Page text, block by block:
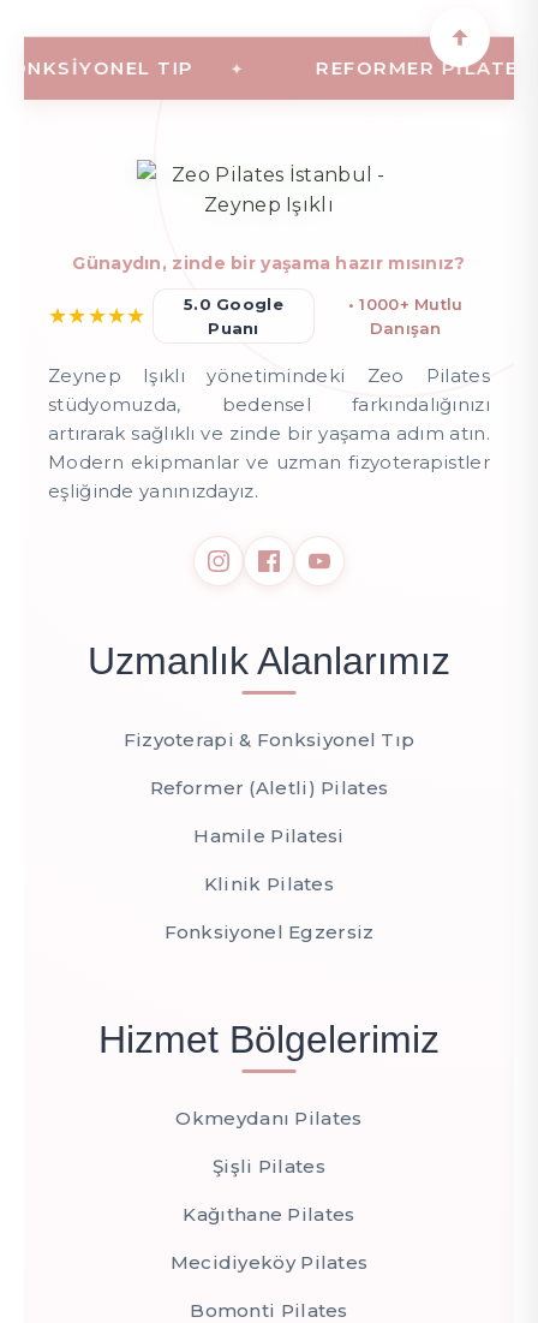
TIP REFORMER PILATES
Günaydın, zinde bir yaşama hazır mısınız?
★★★★★
5.0 Google
Puanı
• 1000+ Mutlu
Danışan
Zeynep Işıklı yönetimindeki Zeo Pilates
stüdyomuzda, bedensel farkındalığınızı
artırarak sağlıklı ve zinde bir yaşama adım atın.
Modern ekipmanlar ve uzman fizyoterapistler
eşliğinde yanınızdayız.
Uzmanlık Alanlarımız
Fizyoterapi & Fonksiyonel Tıp
Reformer (Aletli) Pilates
Hamile Pilatesi
Klinik Pilates
Fonksiyonel Egzersiz
Hizmet Bölgelerimiz
Okmeydanı Pilates
Şişli Pilates
Kağıthane Pilates
Mecidiyeköy Pilates
Bomonti Pilates